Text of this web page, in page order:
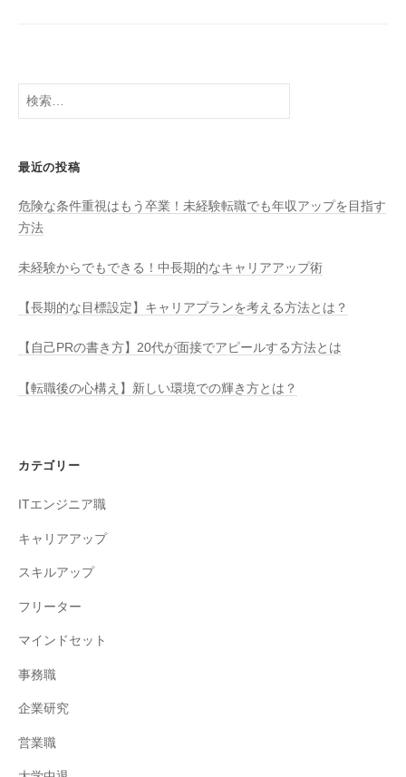
検
索:
最近の投稿
危険な条件重視はもう卒業！未経験転職でも年収アップを目指す
方法
未経験からでもできる！中長期的なキャリアアップ術
【長期的な目標設定】キャリアプランを考える方法とは？
【自己PRの書き方】20代が面接でアピールする方法とは
【転職後の心構え】新しい環境での輝き方とは？
カテゴリー
ITエンジニア職
キャリアアップ
スキルアップ
フリーター
マインドセット
事務職
企業研究
営業職